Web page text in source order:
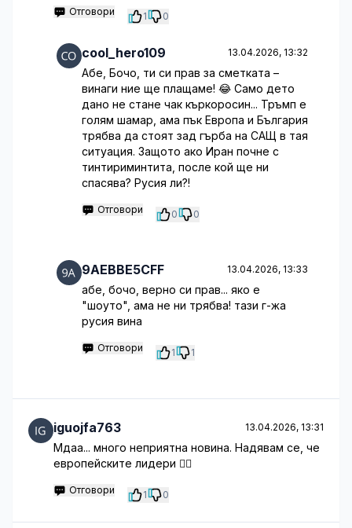
Отговори 1 0
cool_hero109 13.04.2026, 13:32
Абе, Бочо, ти си прав за сметката –
винаги ние ще плащаме! 😂 Само дето
дано не стане чак къркоросин... Тръмп е
голям шaмар, ама пък Европа и България
трябва да стоят зад гърба на САЩ в тая
ситуация. Защото ако Иран почне с
тинтириминтита, после кой ще ни
спасява? Русия ли?!
Отговори 0 0
9AEBBE5CFF 13.04.2026, 13:33
абе, бочо, верно си прав... яко е
"шоуто", ама не ни трябва! тази г-жа
русия вина
Отговори 1 1
iguojfa763 13.04.2026, 13:31
Мдаа... много неприятна новина. Надявам се, че
европейските лидери 🤦‍♂️
Отговори 1 0